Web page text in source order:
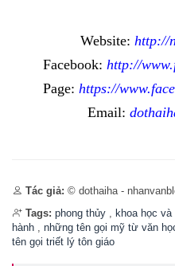
Website: http://
Facebook: http://
Page: https://
Email:
Tác giả: © dothaiha -
Tags: phong thủy , khoa học
hành , những tên gọi mỹ từ văn
tên gọi triết lý tôn giáo